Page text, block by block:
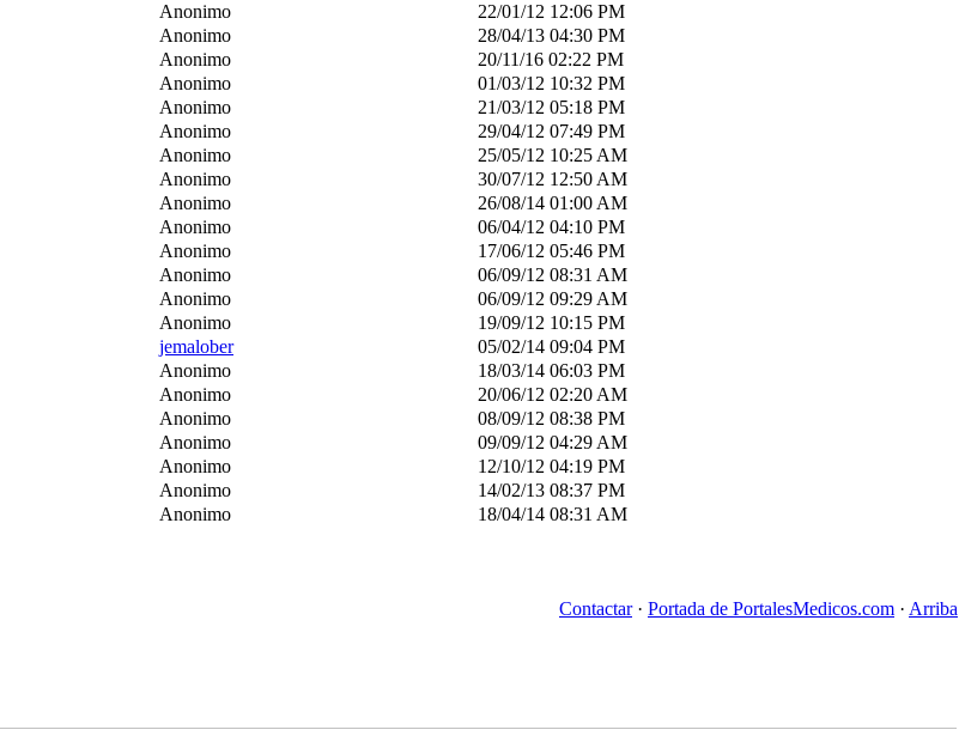
Anonimo 22/01/12 12:06 PM
Anonimo 28/04/13 04:30 PM
Anonimo 20/11/16 02:22 PM
Anonimo 01/03/12 10:32 PM
Anonimo 21/03/12 05:18 PM
Anonimo 29/04/12 07:49 PM
Anonimo 25/05/12 10:25 AM
Anonimo 30/07/12 12:50 AM
Anonimo 26/08/14 01:00 AM
Anonimo 06/04/12 04:10 PM
Anonimo 17/06/12 05:46 PM
Anonimo 06/09/12 08:31 AM
Anonimo 06/09/12 09:29 AM
Anonimo 19/09/12 10:15 PM
jemalober 05/02/14 09:04 PM
Anonimo 18/03/14 06:03 PM
Anonimo 20/06/12 02:20 AM
Anonimo 08/09/12 08:38 PM
Anonimo 09/09/12 04:29 AM
Anonimo 12/10/12 04:19 PM
Anonimo 14/02/13 08:37 PM
Anonimo 18/04/14 08:31 AM
Contactar· Portada de PortalesMedicos.com · Arriba